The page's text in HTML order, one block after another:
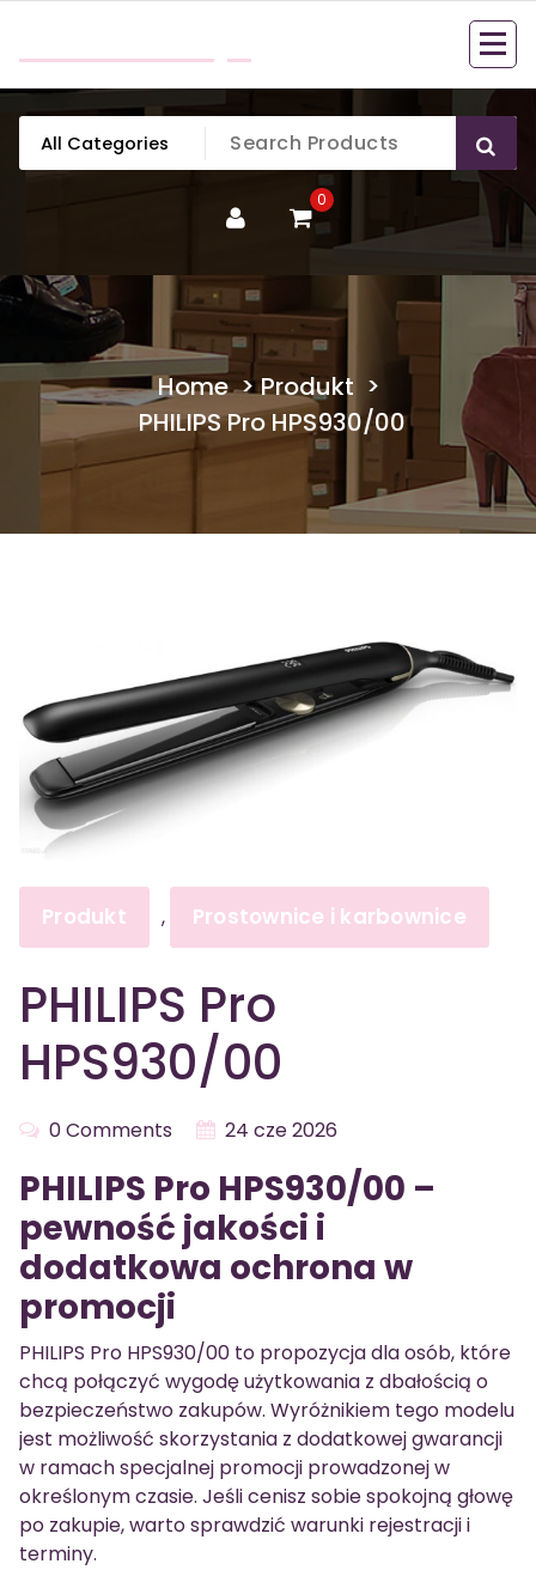
content
0
Home>Produkt >
PHILIPS Pro HPS930/00
Produkt , Prostownice i karbownice
PHILIPS Pro
HPS930/00
0 Comments 24 cze 2026
PHILIPS Pro HPS930/00 –
pewność jakości i
dodatkowa ochrona w
promocji
PHILIPS Pro HPS930/00 to propozycja dla osób, które
chcą połączyć wygodę użytkowania z dbałością o
bezpieczeństwo zakupów. Wyróżnikiem tego modelu
jest możliwość skorzystania z dodatkowej gwarancji
w ramach specjalnej promocji prowadzonej w
określonym czasie. Jeśli cenisz sobie spokojną głowę
po zakupie, warto sprawdzić warunki rejestracji i
terminy.